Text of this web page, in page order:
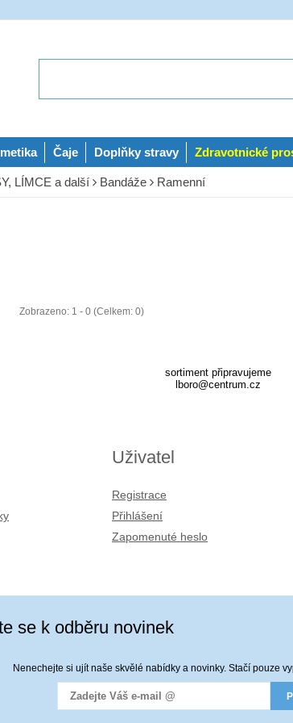
Čaje Doplňky stravy Zdravotnické
LÍMCE a další Bandáže Ramenní
Zobrazeno: 1 - 0 (Celkem: 0)
sortiment připravujeme
lboro@centrum.cz
Uživatel
Registrace
Přihlášení
Zapomenuté heslo
se k odběru novinek
Nenechejte si ujít naše skvělé nabídky a novinky. Stačí pouze